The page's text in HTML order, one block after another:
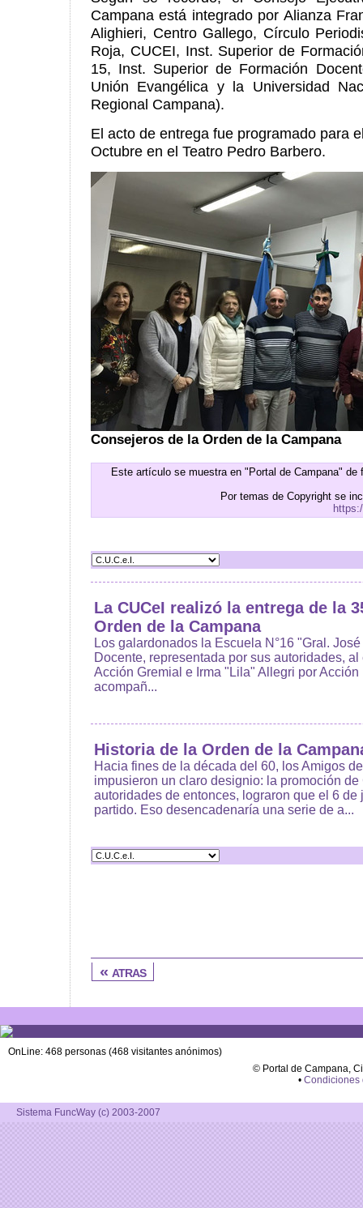
Campana está integrado por Alianza
Alighieri, Centro Gallego, Círculo
Roja, CUCEI, Inst. Superior de
15, Inst. Superior de Formación
Unión Evangélica y la Universidad
Regional Campana).
El acto de entrega fue programado para
Octubre en el Teatro Pedro Barbero.
Consejeros de la Orden de la Campana
Este artículo se muestra en "Portal de Campana"
Por temas de Copyright se
La CUCeI realizó la entrega de la
Orden de la Campana
Los galardonados la Escuela N°16 "Gral.
Docente, representada por sus autoridades,
Acción Gremial e Irma "Lila" Allegri por
acompañ...
Historia de la Orden de la
Hacia fines de la década del 60, los Amigos
impusieron un claro designio: la promoción de
autoridades de entonces, lograron que el 6
partido. Eso desencadenaría una serie de a...
« atras
OnLine: 468 personas (468 visitantes anónimos)
© Portal de Campana,
• Condiciones
Sistema FuncWay (c) 2003-2007